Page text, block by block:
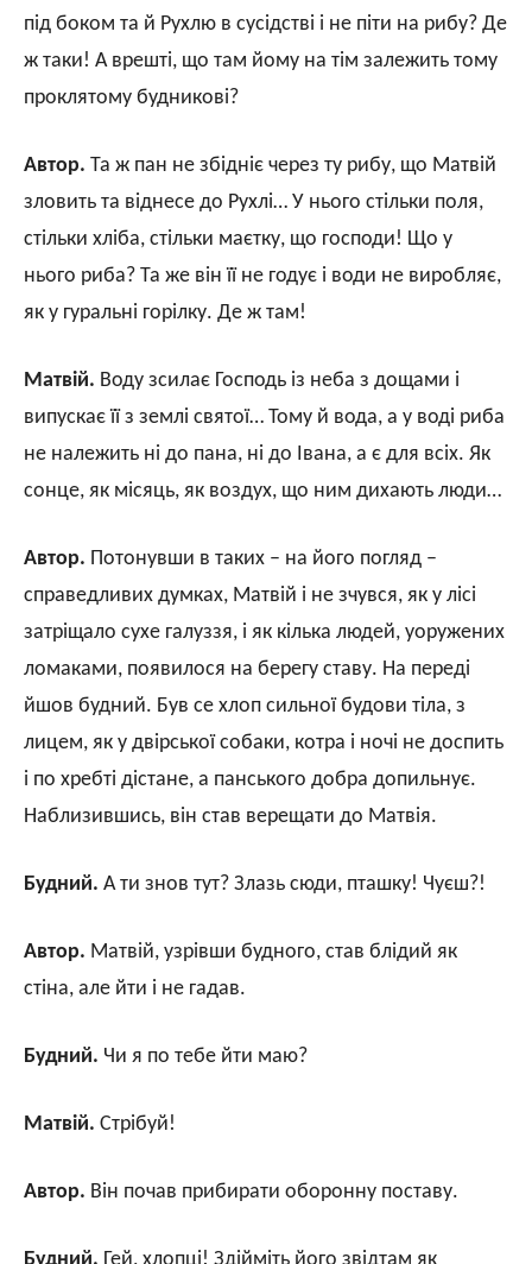
під боком та й Рухлю в сусідстві і не піти на рибу? Де
ж таки! А врешті, що там йому на тім залежить тому
проклятому будникові?
Автор. Та ж пан не збідніє через ту рибу, що Матвій
зловить та віднесе до Рухлі… У нього стільки поля,
стільки хліба, стільки маєтку, що господи! Що у
нього риба? Та же він її не годує і води не виробляє,
як у гуральні горілку. Де ж там!
Матвій. Воду зсилає Господь із неба з дощами і
випускає її з землі святої… Тому й вода, а у воді риба
не належить ні до пана, ні до Івана, а є для всіх. Як
сонце, як місяць, як воздух, що ним дихають люди…
Автор. Потонувши в таких – на його погляд –
справедливих думках, Матвій і не зчувся, як у лісі
затріщало сухе галуззя, і як кілька людей, уоружених
ломаками, появилося на берегу ставу. На переді
йшов будний. Був се хлоп сильної будови тіла, з
лицем, як у двірської собаки, котра і ночі не доспить
і по хребті дістане, а панського добра допильнує.
Наблизившись, він став верещати до Матвія.
Будний. А ти знов тут? Злазь сюди, пташку! Чуєш?!
Автор. Матвій, узрівши будного, став блідий як
стіна, але йти і не гадав.
Будний. Чи я по тебе йти маю?
Матвій. Стрібуй!
Автор. Він почав прибирати оборонну поставу.